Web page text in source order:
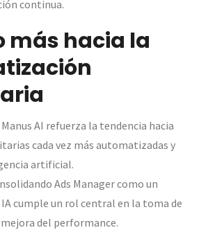
continua.
más hacia la
AI refuerza la tendencia hacia
cada vez más automatizadas y
artificial.
Ads Manager como un
cumple un rol central en la toma de
del performance.